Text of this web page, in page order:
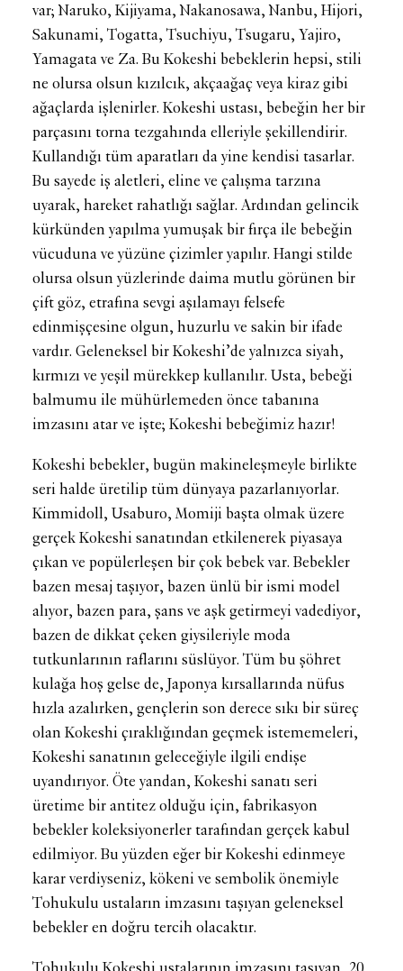
var; Naruko, Kijiyama, Nakanosawa, Nanbu, Hijori,
Sakunami, Togatta, Tsuchiyu, Tsugaru, Yajiro,
Yamagata ve Za. Bu Kokeshi bebeklerin hepsi, stili
ne olursa olsun kızılcık, akçaağaç veya kiraz gibi
ağaçlarda işlenirler. Kokeshi ustası, bebeğin her bir
parçasını torna tezgahında elleriyle şekillendirir.
Kullandığı tüm aparatları da yine kendisi tasarlar.
Bu sayede iş aletleri, eline ve çalışma tarzına
uyarak, hareket rahatlığı sağlar. Ardından gelincik
kürkünden yapılma yumuşak bir fırça ile bebeğin
vücuduna ve yüzüne çizimler yapılır. Hangi stilde
olursa olsun yüzlerinde daima mutlu görünen bir
çift göz, etrafına sevgi aşılamayı felsefe
edinmişçesine olgun, huzurlu ve sakin bir ifade
vardır. Geleneksel bir Kokeshi’de yalnızca siyah,
kırmızı ve yeşil mürekkep kullanılır. Usta, bebeği
balmumu ile mühürlemeden önce tabanına
imzasını atar ve işte; Kokeshi bebeğimiz hazır!
Kokeshi bebekler, bugün makineleşmeyle birlikte
seri halde üretilip tüm dünyaya pazarlanıyorlar.
Kimmidoll, Usaburo, Momiji başta olmak üzere
gerçek Kokeshi sanatından etkilenerek piyasaya
çıkan ve popülerleşen bir çok bebek var. Bebekler
bazen mesaj taşıyor, bazen ünlü bir ismi model
alıyor, bazen para, şans ve aşk getirmeyi vadediyor,
bazen de dikkat çeken giysileriyle moda
tutkunlarının raflarını süslüyor. Tüm bu şöhret
kulağa hoş gelse de, Japonya kırsallarında nüfus
hızla azalırken, gençlerin son derece sıkı bir süreç
olan Kokeshi çıraklığından geçmek istememeleri,
Kokeshi sanatının geleceğiyle ilgili endişe
uyandırıyor. Öte yandan, Kokeshi sanatı seri
üretime bir antitez olduğu için, fabrikasyon
bebekler koleksiyonerler tarafından gerçek kabul
edilmiyor. Bu yüzden eğer bir Kokeshi edinmeye
karar verdiyseniz, kökeni ve sembolik önemiyle
Tohukulu ustaların imzasını taşıyan geleneksel
bebekler en doğru tercih olacaktır.